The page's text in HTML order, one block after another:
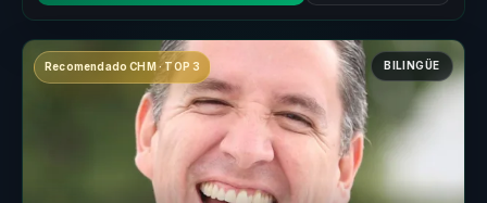
Recomendado CHM · TOP 3 BILINGÜE